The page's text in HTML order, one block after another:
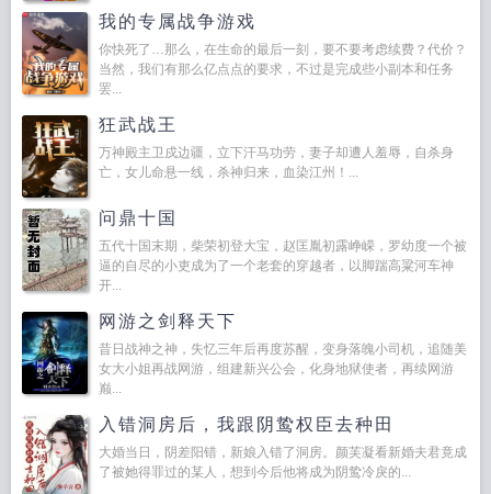
我的专属战争游戏
你快死了…那么，在生命的最后一刻，要不要考虑续费？代价？
当然，我们有那么亿点点的要求，不过是完成些小副本和任务
罢...
狂武战王
万神殿主卫戍边疆，立下汗马功劳，妻子却遭人羞辱，自杀身
亡，女儿命悬一线，杀神归来，血染江州！...
问鼎十国
五代十国末期，柴荣初登大宝，赵匡胤初露峥嵘，罗幼度一个被
逼的自尽的小吏成为了一个老套的穿越者，以脚踹高粱河车神
开...
网游之剑释天下
昔日战神之神，失忆三年后再度苏醒，变身落魄小司机，追随美
女大小姐再战网游，组建新兴公会，化身地狱使者，再续网游
巅...
入错洞房后，我跟阴鸷权臣去种田
大婚当日，阴差阳错，新娘入错了洞房。颜芙凝看新婚夫君竟成
了被她得罪过的某人，想到今后他将成为阴鸷冷戾的...